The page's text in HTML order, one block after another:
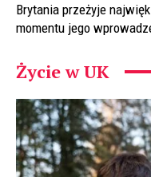
Brytania przeżyje
momentu jego
Życie w UK